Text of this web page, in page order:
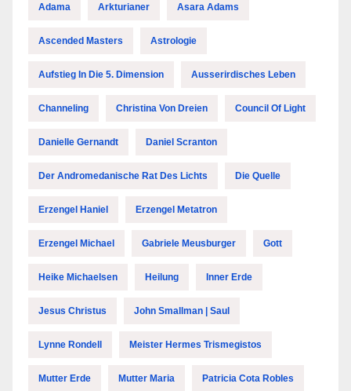
Adama Arkturianer Asara Adams
Ascended Masters Astrologie
Aufstieg In Die 5. Dimension Ausserirdisches Leben
Channeling Christina Von Dreien Council Of Light
Danielle Gernandt Daniel Scranton
Der Andromedanische Rat Des Lichts Die Quelle
Erzengel Haniel Erzengel Metatron
Erzengel Michael Gabriele Meusburger Gott
Heike Michaelsen Heilung Inner Erde
Jesus Christus John Smallman | Saul
Lynne Rondell Meister Hermes Trismegistos
Mutter Erde Mutter Maria Patricia Cota Robles